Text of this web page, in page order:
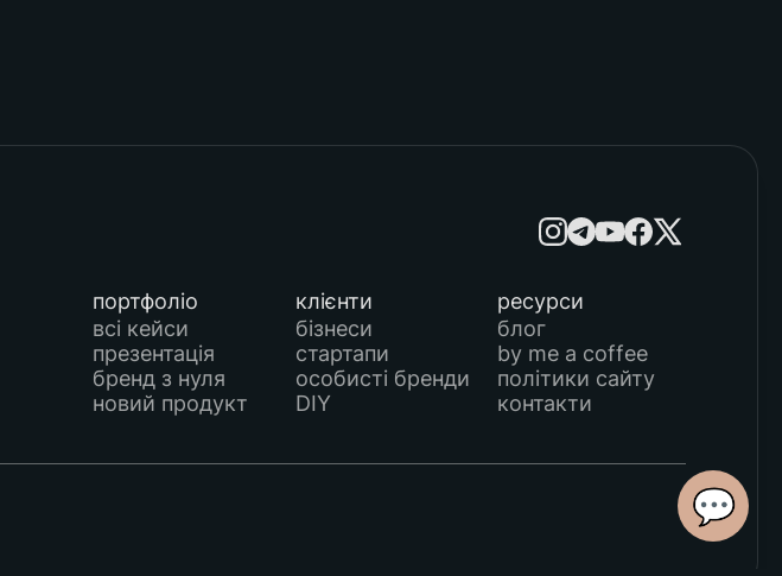
портфоліо
всі кейси
презентація
бренд з нуля
новий продукт
клієнти
бізнеси
стартапи
особисті бренди
DIY
ресурси
блог
by me a coffee
політики сайту
контакти
💬